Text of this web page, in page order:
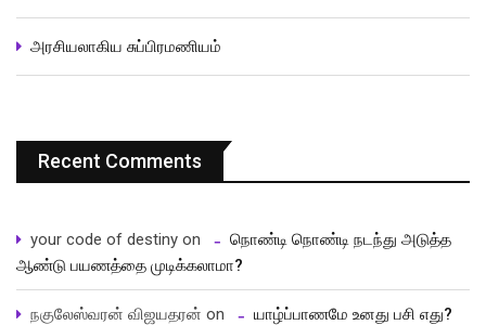
அரசியலாகிய சுப்பிரமணியம்
Recent Comments
your code of destiny on
நொண்டி நொண்டி நடந்து அடுத்த
ஆண்டு பயணத்தை முடிக்கலாமா?
நகுலேஸ்வரன் விஜயதரன் on
யாழ்ப்பாணமே உனது பசி எது?